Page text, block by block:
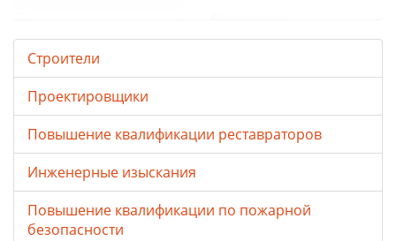
Строители
Проектировщики
Повышение квалификации реставраторов
Инженерные изыскания
Повышение квалификации по пожарной
безопасности